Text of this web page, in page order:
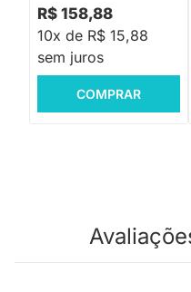
R$ 158,88
10x de R$ 15,88
sem juros
COMPRAR